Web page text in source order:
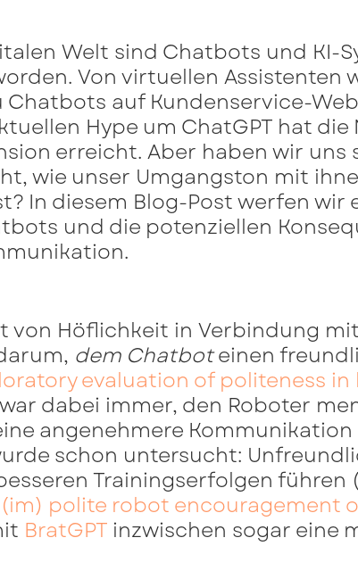
Welt sind Chatbots und KI-
Von virtuellen Assistenten
auf Kundenservice-
Hype um ChatGPT hat die
erreicht. Aber haben wir uns
wie unser Umgangston mit
In diesem Blog-Post werfen wir
und die potenziellen
von Höflichkeit in Verbindung
dem Chatboteinen
evaluation of politeness
war dabei immer, den Roboter
angenehmere
schon untersucht:
Trainingserfolgen führen (
polite robot encouragement
BratGPT inzwischen sogar eine